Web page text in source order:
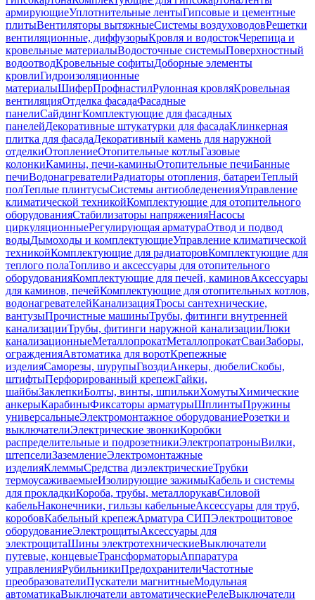
армирующиеУплотнительные лентыГипсовые и цементные
плитыВентиляторы вытяжныеСистемы воздуховодовРешетки
вентиляционные, диффузорыКровля и водостокЧерепица и
кровельные материалыВодосточные системыПоверхностный
водоотводКровельные софитыДоборные элементы
кровлиГидроизоляционные
материалыШиферПрофнастилРулонная кровляКровельная
вентиляцияОтделка фасадаФасадные
панелиСайдингКомплектующие для фасадных
панелейДекоративные штукатурки для фасадаКлинкерная
плитка для фасадаДекоративный камень для наружной
отделкиОтоплениеОтопительные котлыГазовые
колонкиКамины, печи-каминыОтопительные печиБанные
печиВодонагревателиРадиаторы отопления, батареиТеплый
полТеплые плинтусыСистемы антиобледененияУправление
климатической техникойКомплектующие для отопительного
оборудованияСтабилизаторы напряженияНасосы
циркуляционныеРегулирующая арматураОтвод и подвод
водыДымоходы и комплектующиеУправление климатической
техникойКомплектующие для радиаторовКомплектующие для
теплого полаТопливо и аксессуары для отопительного
оборудованияКомплектующие для печей, каминовАксессуары
для каминов, печейКомплектующие для отопительных котлов,
водонагревателейКанализацияТросы сантехнические,
вантузыПрочистные машиныТрубы, фитинги внутренней
канализацииТрубы, фитинги наружной канализацииЛюки
канализационныеМеталлопрокатМеталлопрокатСваиЗаборы,
огражденияАвтоматика для воротКрепежные
изделияСаморезы, шурупыГвоздиАнкеры, дюбелиСкобы,
штифтыПерфорированный крепежГайки,
шайбыЗаклепкиБолты, винты, шпилькиХомутыХимические
анкерыКарабиныФиксаторы арматурыШплинтыПружины
универсальныеЭлектромонтажное оборудованиеРозетки и
выключателиЭлектрические звонкиКоробки
распределительные и подрозетникиЭлектропатроныВилки,
штепселиЗаземлениеЭлектромонтажные
изделияКлеммыСредства диэлектрическиеТрубки
термоусаживаемыеИзолирующие зажимыКабель и системы
для прокладкиКороба, трубы, металлорукавСиловой
кабельНаконечники, гильзы кабельныеАксессуары для труб,
коробовКабельный крепежАрматура СИПЭлектрощитовое
оборудованиеЭлектрощитыАксессуары для
электрощитаШины электротехническиеВыключатели
путевые, концевыеТрансформаторыАппаратура
управленияРубильникиПредохранителиЧастотные
преобразователиПускатели магнитныеМодульная
автоматикаВыключатели автоматическиеРелеВыключатели